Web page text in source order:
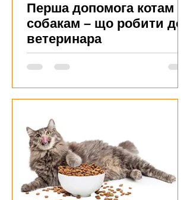
Перша допомога котам і
собакам – що робити до
ветеринара